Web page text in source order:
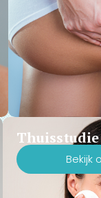
Thuisstudie
Bekijk